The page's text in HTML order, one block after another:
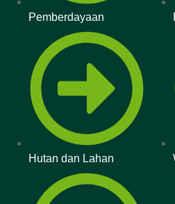
Pemberdayaan
Hutan dan Lahan